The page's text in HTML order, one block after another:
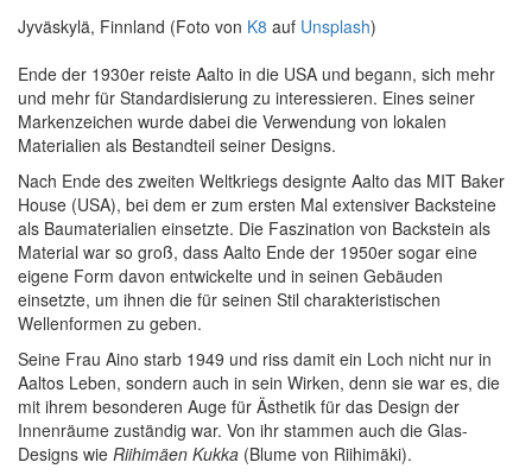
Jyväskylä, Finnland (Foto von K8 auf Unsplash)
Ende der 1930er reiste Aalto in die USA und begann, sich mehr
und mehr für Standardisierung zu interessieren. Eines seiner
Markenzeichen wurde dabei die Verwendung von lokalen
Materialien als Bestandteil seiner Designs.
Nach Ende des zweiten Weltkriegs designte Aalto das MIT Baker
House (USA), bei dem er zum ersten Mal extensiver Backsteine
als Baumaterialien einsetzte. Die Faszination von Backstein als
Material war so groß, dass Aalto Ende der 1950er sogar eine
eigene Form davon entwickelte und in seinen Gebäuden
einsetzte, um ihnen die für seinen Stil charakteristischen
Wellenformen zu geben.
Seine Frau Aino starb 1949 und riss damit ein Loch nicht nur in
Aaltos Leben, sondern auch in sein Wirken, denn sie war es, die
mit ihrem besonderen Auge für Ästhetik für das Design der
Innenräume zuständig war. Von ihr stammen auch die Glas-
Designs wie Riihimäen Kukka (Blume von Riihimäki).